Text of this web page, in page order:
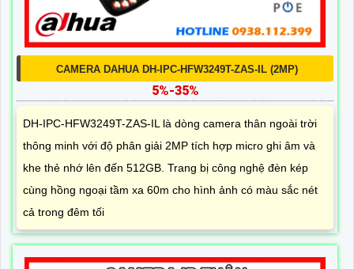
CAMERA DAHUA DH-IPC-HFW3249T-ZAS-IL (2MP)
5%-35%
DH-IPC-HFW3249T-ZAS-IL là dòng camera thân ngoài trời
thông minh với độ phân giải 2MP tích hợp micro ghi âm và
khe thẻ nhớ lên đến 512GB. Trang bị công nghệ đèn kép
cùng hồng ngoại tầm xa 60m cho hình ảnh có màu sắc nét
cả trong đêm tối